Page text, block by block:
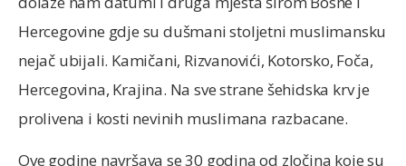
Hercegovine gdje su dušmani stoljetni muslimansku
nejač ubijali. Kamičani, Rizvanovići, Kotorsko, Foča,
Hercegovina, Krajina. Na sve strane šehidska krv je
prolivena i kosti nevinih muslimana razbacane.
Ove godine navršava se 30 godina od zločina koje su